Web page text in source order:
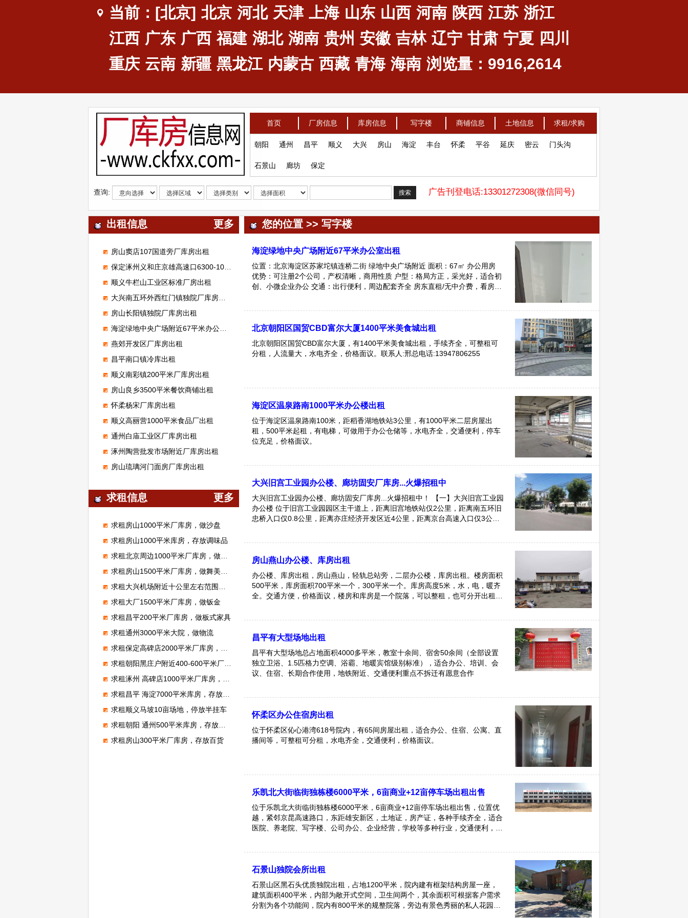
当前：[北京] 北京 河北 天津 上海 山东 山西 河南 陕西 江苏 浙江
江西 广东 广西 福建 湖北 湖南 贵州 安徽 吉林 辽宁 甘肃 宁夏 四川
重庆 云南 新疆 黑龙江 内蒙古 西藏 青海 海南 浏览量：9916,2614
首页 厂房信息 库房信息 写字楼 商铺信息 土地信息 求租/求购
朝阳 通州 昌平 顺义 大兴 房山 海淀 丰台 怀柔 平谷 延庆 密云 门头沟
石景山 廊坊 保定
查询: 搜索 广告刊登电话:13301272308(微信同号)
出租信息 更多
房山窦店107国道旁厂库房出租
保定涿州义和庄京雄高速口6300-100000平米标准高台库出租
顺义牛栏山工业区标准厂房出租
大兴南五环外西红门镇独院厂库房出租
房山长阳镇独院厂库房出租
海淀绿地中央广场附近67平米办公室出租
燕郊开发区厂库房出租
昌平南口镇冷库出租
顺义南彩镇200平米厂库房出租
房山良乡3500平米餐饮商铺出租
怀柔杨宋厂库房出租
顺义高丽营1000平米食品厂出租
通州白庙工业区厂库房出租
涿州陶营批发市场附近厂库房出租
房山琉璃河门面房厂库房出租
求租信息 更多
求租房山1000平米厂库房，做沙盘
求租房山1000平米库房，存放调味品
求租北京周边1000平米厂库房，做腻子粉
求租房山1500平米厂库房，做舞美展览
求租大兴机场附近十公里左右范围库房厂房1000平米左右能进大车的
求租大厂1500平米厂库房，做钣金
求租昌平200平米厂库房，做板式家具
求租通州3000平米大院，做物流
求租保定高碑店2000平米厂库房，加工无纺布
求租朝阳黑庄户附近400-600平米厂库房，做市区配送
求租涿州 高碑店1000平米厂库房，做装修材料
求租昌平 海淀7000平米库房，存放电子产品
求租顺义马坡10亩场地，停放半挂车
求租朝阳 通州500平米库房，存放狗粮
求租房山300平米厂库房，存放百货
您的位置 >> 写字楼
海淀绿地中央广场附近67平米办公室出租
位置：北京海淀区苏家坨镇连桥二街 绿地中央广场附近 面积：67㎡ 办公用房
优势：可注册2个公司，产权清晰，商用性质 户型：格局方正，采光好，适合初
创、小微企业办公 交通：出行便利，周边配套齐全 房东直租/无中介费，看房方
北京朝阳区国贸CBD富尔大厦1400平米美食城出租
北京朝阳区国贸CBD富尔大厦，有1400平米美食城出租，手续齐全，可整租可
分租，人流量大，水电齐全，价格面议。联系人:邢总电话:13947806255
海淀区温泉路南1000平米办公楼出租
位于海淀区温泉路南100米，距稻香湖地铁站3公里，有1000平米二层房屋出
租，500平米起租，有电梯，可做用于办公仓储等，水电齐全，交通便利，停车
位充足，价格面议。
大兴旧宫工业园办公楼、廊坊固安厂库房...火爆招租中
大兴旧宫工业园办公楼、廊坊固安厂库房...火爆招租中！ 【一】大兴旧宫工业园
办公楼 位于旧宫工业园园区主干道上，距离旧宫地铁站仅2公里，距离南五环旧
忠桥入口仅0.8公里，距离亦庄经济开发区近4公里，距离京台高速入口仅3公
地30亩 【三】资源有限，欲租从速，可以分租，整租优惠，价格面议。 有意者
房山燕山办公楼、库房出租
办公楼、库房出租，房山燕山，轻轨总站旁，二层办公楼，库房出租。楼房面积
500平米，库房面积700平米一个，300平米一个。库房高度5米，水，电，暖齐
全。交通方便，价格面议，楼房和库房是一个院落，可以整租，也可分开出租，
昌平有大型场地出租
昌平有大型场地总占地面积4000多平米，教室十余间、宿舍50余间（全部设置
独立卫浴、1.5匹格力空调、浴霸、地暖宾馆级别标准），适合办公、培训、会
议、住宿、长期合作使用，地铁附近、交通便利重点不拆迁有愿意合作
怀柔区办公住宿房出租
位于怀柔区伈心港湾618号院内，有65间房屋出租，适合办公、住宿、公寓、直
播间等，可整租可分租，水电齐全，交通便利，价格面议。
乐凯北大街临街独栋楼6000平米，6亩商业+12亩停车场出租出售
位于乐凯北大街临街独栋楼6000平米，6亩商业+12亩停车场出租出售，位置优
越，紧邻京昆高速路口，东距雄安新区，土地证，房产证，各种手续齐全，适合
医院、养老院、写字楼、公司办公、企业经营，学校等多种行业，交通便利，停
石景山独院会所出租
石景山区黑石头优质独院出租，占地1200平米，院内建有框架结构房屋一座，
建筑面积400平米，内部为敞开式空间，卫生间两个，其余面积可根据客户需求
分割为各个功能间，院内有800平米的规整院落，旁边有景色秀丽的私人花园。